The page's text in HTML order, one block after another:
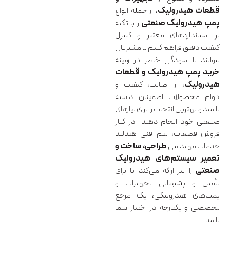
قطعات هیدرولیک، از جمله انواع
پمپ هیدرولیک صنعتی را با تکیه
بر استانداردهای معتبر و کنترل
کیفیت دقیق فراهم کنیم تا مشتریان
بتوانند با آسودگی خاطر در زمینه
خرید پمپ هیدرولیک و قطعات
هیدرولیک، از اصالت، کیفیت و
دوام محصولات اطمینان داشته
باشند و بهترین انتخاب را برای نیازهای
صنعتی خود انجام دهند. در کنار
فروش قطعات، تیم فنی هیدلند
خدمات مهندسیطراحی، ساخت و
تعمیر سیستم‌های هیدرولیک
صنعتی را نیز ارائه می‌کند تا برای
تأمین و پشتیبانی تجهیزات و
پمپ‌های هیدرولیکی، یک مرجع
تخصصی و یکپارچه در اختیار شما
باشد.